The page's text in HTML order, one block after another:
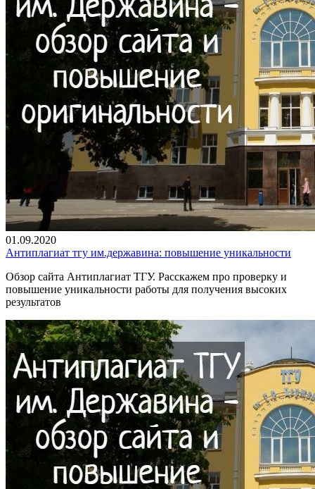
01.09.2020
Антиплагиат тгу им.державина: повышение уникальности
Обзор сайта Антиплагиат ТГУ. Расскажем про проверку и
повышение уникальности работы для получения высоких
результатов